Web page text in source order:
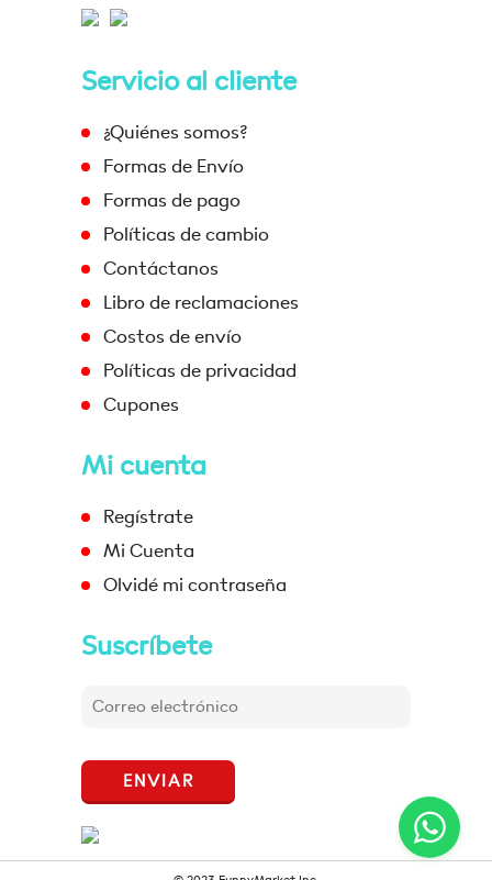
Servicio al cliente
¿Quiénes somos?
Formas de Envío
Formas de pago
Políticas de cambio
Contáctanos
Libro de reclamaciones
Costos de envío
Políticas de privacidad
Cupones
Mi cuenta
Regístrate
Mi Cuenta
Olvidé mi contraseña
Suscríbete
ENVIAR